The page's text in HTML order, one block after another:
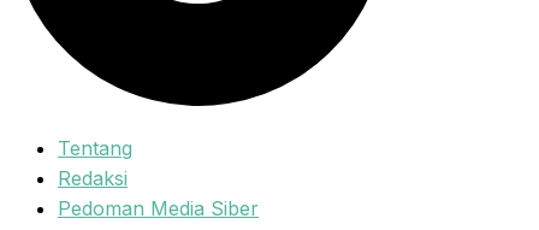
Tentang
Redaksi
Pedoman Media Siber